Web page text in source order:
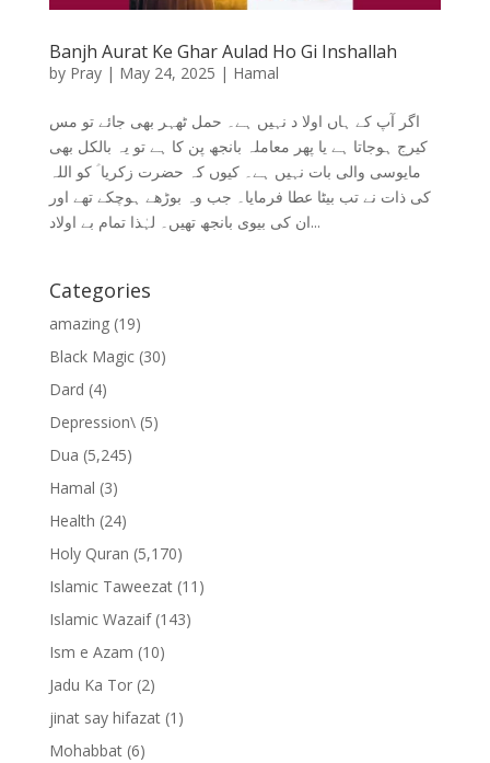
Banjh Aurat Ke Ghar Aulad Ho Gi Inshallah
by Pray| May 24, 2025 | Hamal
اگر آپ کے ہاں اولا د نہیں ہے۔ حمل ٹھہر بھی جائے تو مس
کیرج ہوجاتا ہے یا پھر معاملہ بانجھ پن کا ہے تو یہ بالکل بھی
مایوسی والی بات نہیں ہے۔ کیوں کہ حضرت زکریا ؑ کو اللہ
کی ذات نے تب بیٹا عطا فرمایا۔ جب وہ بوڑھے ہوچکے تھے اور
ان کی بیوی بانجھ تھیں۔ لہٰذا تمام بے اولاد...
Categories
amazing(19)
Black Magic(30)
Dard (4)
Depression\(5)
Dua (5,245)
Hamal (3)
Health (24)
Holy Quran (5,170)
Islamic Taweezat(11)
Islamic Wazaif(143)
Ism e Azam (10)
Jadu Ka Tor(2)
jinat say hifazat(1)
Mohabbat(6)